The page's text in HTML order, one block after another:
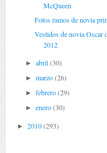
McQueen
Fotos ramos de novia
Vestidos de novia Oscar
2012
►abril (30)
►marzo (26)
►febrero (29)
►enero (30)
► 2010(293)